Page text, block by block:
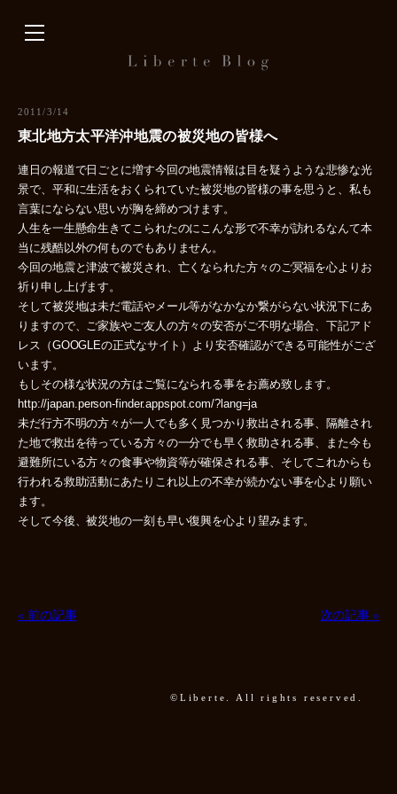
プ
2011/3/14
東北地方太平洋沖地震の被災地の皆様へ
連日の報道で日ごとに増す今回の地震情報は目を疑うような悲惨な光
景で、平和に生活をおくられていた被災地の皆様の事を思うと、私も
言葉にならない思いが胸を締めつけます。
人生を一生懸命生きてこられたのにこんな形で不幸が訪れるなんて本
当に残酷以外の何ものでもありません。
今回の地震と津波で被災され、亡くなられた方々のご冥福を心よりお
祈り申し上げます。
そして被災地は未だ電話やメール等がなかなか繋がらない状況下にあ
りますので、ご家族やご友人の方々の安否がご不明な場合、下記アド
レス（GOOGLEの正式なサイト）より安否確認ができる可能性がござ
います。
もしその様な状況の方はご覧になられる事をお薦め致します。
http://japan.person-finder.appspot.com/?lang=ja
未だ行方不明の方々が一人でも多く見つかり救出される事、隔離され
た地で救出を待っている方々の一分でも早く救助される事、また今も
避難所にいる方々の食事や物資等が確保される事、そしてこれからも
行われる救助活動にあたりこれ以上の不幸が続かない事を心より願い
ます。
そして今後、被災地の一刻も早い復興を心より望みます。
« 前の記事 次の記事 »
©Liberte. All rights reserved.